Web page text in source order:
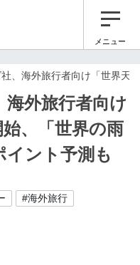
メニュー
、海外旅行者向け「世界天
外旅行者向け
始、「世界の雨
イント予測も
#海外旅行